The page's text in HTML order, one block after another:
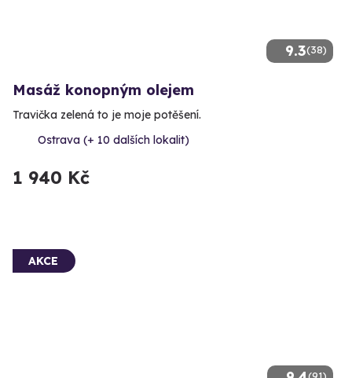
9.3(38)
Masáž konopným olejem
Travička zelená to je moje potěšení.
Ostrava (+ 10 dalších lokalit)
1 940 Kč
AKCE